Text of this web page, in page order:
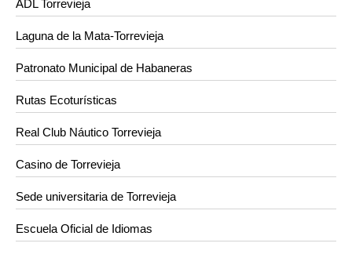
ADL Torrevieja
Laguna de la Mata-Torrevieja
Patronato Municipal de Habaneras
Rutas Ecoturísticas
Real Club Náutico Torrevieja
Casino de Torrevieja
Sede universitaria de Torrevieja
Escuela Oficial de Idiomas